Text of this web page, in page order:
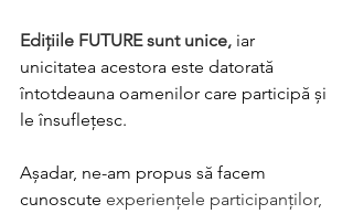
Edițiile FUTURE sunt unice, iar
unicitatea acestora este datorată
întotdeauna oamenilor care participă și
le însuflețesc.
Așadar, ne-am propus să facem
cunoscute experiențele participanților,